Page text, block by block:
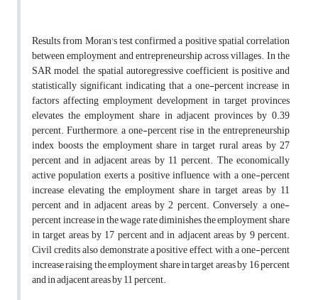
Results from Moran's test confirmed a positive spatial correlation
between employment and entrepreneurship across villages. In the
SAR model, the spatial autoregressive coefficient is positive and
statistically significant, indicating that a one-percent increase in
factors affecting employment development in target provinces
elevates the employment share in adjacent provinces by 0.39
percent. Furthermore, a one-percent rise in the entrepreneurship
index boosts the employment share in target rural areas by 27
percent and in adjacent areas by 11 percent. The economically
active population exerts a positive influence, with a one-percent
increase elevating the employment share in target areas by 11
percent and in adjacent areas by 2 percent. Conversely, a one-
percent increase in the wage rate diminishes the employment share
in target areas by 17 percent and in adjacent areas by 9 percent.
Civil credits also demonstrate a positive effect, with a one-percent
increase raising the employment share in target areas by 16 percent
and in adjacent areas by 11 percent.